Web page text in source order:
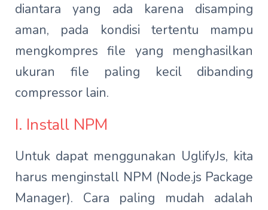
diantara yang ada karena disamping
aman, pada kondisi tertentu mampu
mengkompres file yang menghasilkan
ukuran file paling kecil dibanding
compressor lain.
I. Install NPM
Untuk dapat menggunakan UglifyJs, kita
harus menginstall NPM (Node.js Package
Manager). Cara paling mudah adalah